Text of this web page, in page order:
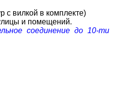
с вилкой в комплекте)
и помещений.
соединение до 10-ти